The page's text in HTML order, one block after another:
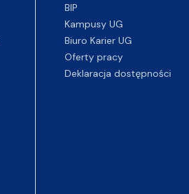
BIP
Kampusy UG
Biuro Karier UG
Oferty pracy
Deklaracja dostępności